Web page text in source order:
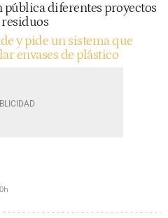
diferentes proyectos
residuos
y pide un sistema que
envases de plástico